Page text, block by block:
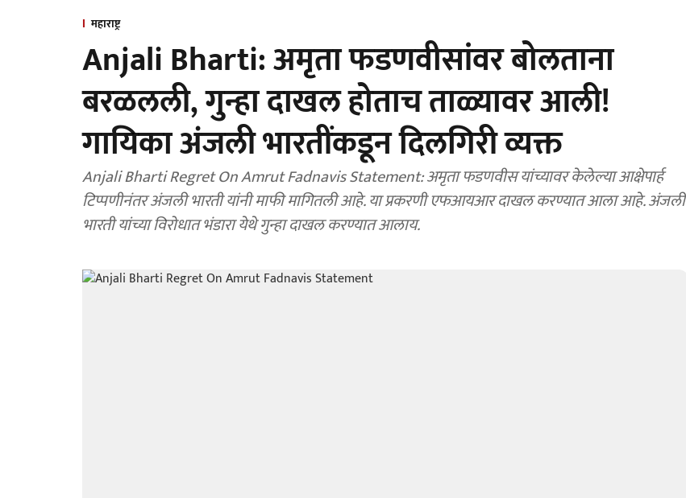
महाराष्ट्र
Anjali Bharti: अमृता फडणवीसांवर बोलताना
बरळलली, गुन्हा दाखल होताच ताळ्यावर आली!
गायिका अंजली भारतींकडून दिलगिरी व्यक्त
Anjali Bharti Regret On Amrut Fadnavis Statement: अमृता फडणवीस यांच्यावर केलेल्या आक्षेपार्ह
टिप्पणीनंतर अंजली भारती यांनी माफी मागितली आहे. या प्रकरणी एफआयआर दाखल करण्यात आला आहे. अंजली
भारती यांच्या विरोधात भंडारा येथे गुन्हा दाखल करण्यात आलाय.